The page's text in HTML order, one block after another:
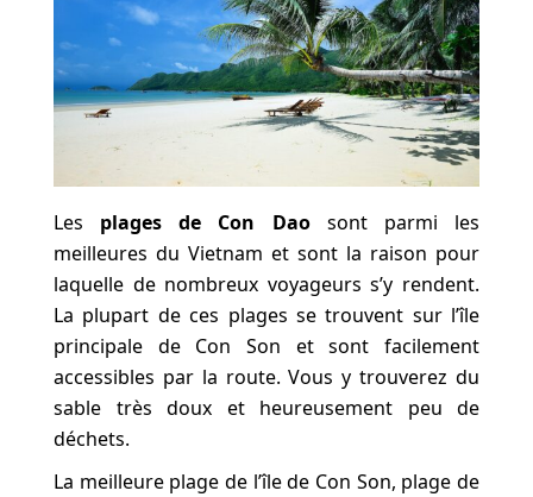
Les plages de Con Daosont parmi les
meilleures du Vietnam et sont la raison pour
laquelle de nombreux voyageurs s’y rendent.
La plupart de ces plages se trouvent sur l’île
principale de Con Son et sont facilement
accessibles par la route. Vous y trouverez du
sable très doux et heureusement peu de
déchets.
La meilleure plage de l’île de Con Son, plage de